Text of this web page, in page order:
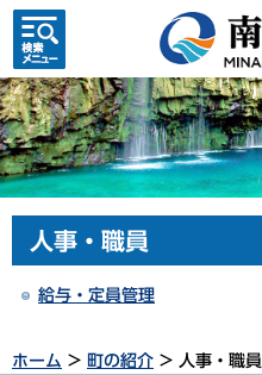
検索・
共通メ
ニュー
人事・職員
給与・定員管理
ホーム > 町の紹介 > 人事・職員